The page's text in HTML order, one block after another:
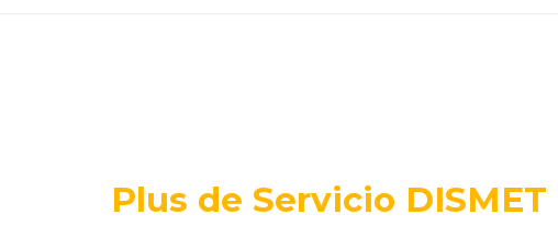
Plus de Servicio DISMET